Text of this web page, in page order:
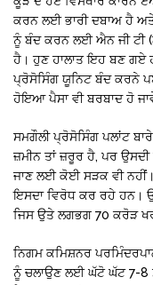
ਕਰਨ ਲਈ ਭਾਰੀ ਦਬਾਅ ਹੈ ਅਤੇ
ਨੂੰ ਬੰਦ ਕਰਨ ਲਈ ਐਨ ਜੀ ਟੀ
ਹੈ। ਹੁਣ ਹਾਲਾਤ ਇਹ ਬਣ ਗਏ
ਪ੍ਰੋਸੋਸਿੰਗ ਯੂਨਿਟ ਬੰਦ ਕਰਨੇ
ਹੋਇਆ ਪੈਸਾ ਵੀ ਬਰਬਾਦ ਹੋ
ਸਮਗੌਲੀ ਪ੍ਰੋਸੋਸਿੰਗ ਪਲਾਂਟ
ਜ਼ਮੀਨ ਤਾਂ ਜ਼ਰੂਰ ਹੈ, ਪਰ
ਜਾਣ ਲਈ ਕੋਈ ਸੜਕ ਵੀ
ਇਸਦਾ ਵਿਰੋਧ ਕਰ ਰਹੇ ਹਨ।
ਜਿਸ ਉਤੇ ਲਗਭਗ 70 ਕਰੋੜ
ਨਿਗਮ ਕਮਿਸ਼ਨਰ
ਨੂੰ ਚਲਾਉਣ ਲਈ ਘੱਟੋ ਘੱਟ 7-8